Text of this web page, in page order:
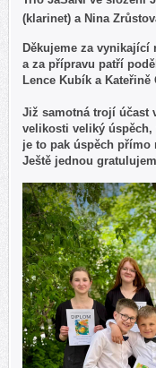
(klarinet) a Nina
Děkujeme za vynikající
a za přípravu patří
Lence Kubík a Kateřině
Již samotná trojí účast
velikosti veliký
je to pak úspěch přímo
Ještě jednou